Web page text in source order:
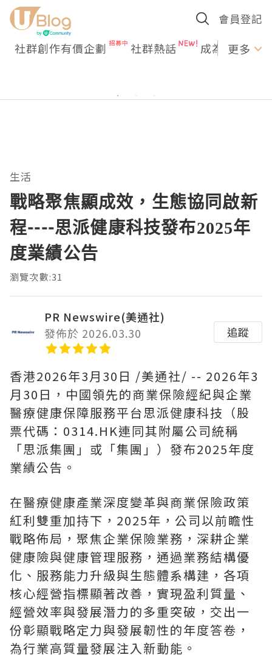
會員登記
社群創作有價企劃 社群熱話 成為U更多
生活
戰略聚焦顯成效，生態協同啟新
程----思派健康科技發布2025年
度業績公告
瀏覽次數:31
PR Newswire(美通社)
發佈於 2026.03.30
追蹤
香港2026年3月30日 /美通社/ -- 2026年3
月30日，中國領先的商業保險經紀與企業
醫療健康保障服務平台思派健康科技（股
票代碼：0314.HK連同其附屬公司統稱
「思派集團」或「集團」）發布2025年度
業績公告。
在醫療健康產業深度變革與商業保險政策
紅利雙重加持下，2025年，公司以前瞻性
戰略佈局，聚焦企業保險業務，深耕企業
健康險與健康管理服務，通過業務結構優
化、服務能力升級與生態體系構建，各項
核心經營指標顯著改善，實現盈利質量、
經營效率與發展潛力的多重突破，交出一
份彰顯戰略定力與發展韌性的年度答卷，
為行業高質量發展注入新動能。